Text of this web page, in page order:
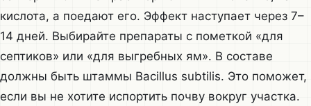
кислота, а поедают его. Эффект наступает через 7–
14 дней. Выбирайте препараты с пометкой «для
септиков» или «для выгребных ям». В составе
должны быть штаммы Bacillus subtilis. Это поможет,
если вы не хотите испортить почву вокруг участка.